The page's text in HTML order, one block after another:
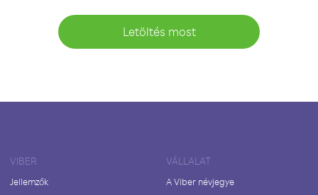
Letöltés most
VIBER
Jellemzők
VÁLLALAT
A Viber névjegye